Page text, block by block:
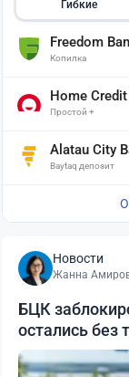
Гибкие
Freedom
Копилка
Home
Простой +
Alatau City
Baytaq депозит
Новости
Жанна
БЦК
остались без